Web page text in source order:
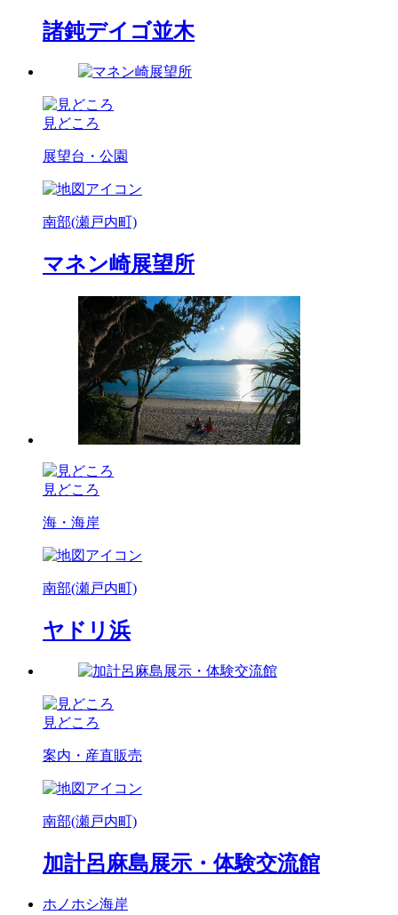
諸鈍デイゴ並木
見どころ
展望台・公園
南部(瀬戸内町)
マネン崎展望所
見どころ
海・海岸
南部(瀬戸内町)
ヤドリ浜
見どころ
案内・産直販売
南部(瀬戸内町)
加計呂麻島展示・体験交流館
ホノホシ海岸